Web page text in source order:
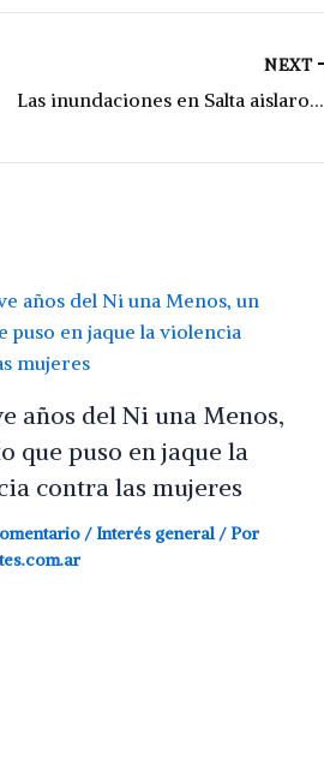
NEXT
Las inundaciones en Salta aislaron a miles de personas en parajes y comunidades indígenas
años del Ni una Menos,
que puso en jaque la
contra las mujeres
/ Interés general/ Por